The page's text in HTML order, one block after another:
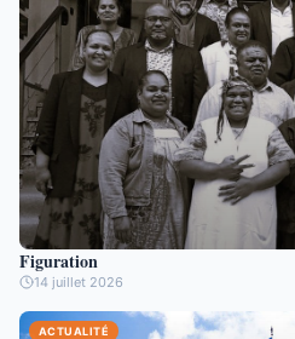
Figuration
14 juillet 2026
ACTUALITÉ